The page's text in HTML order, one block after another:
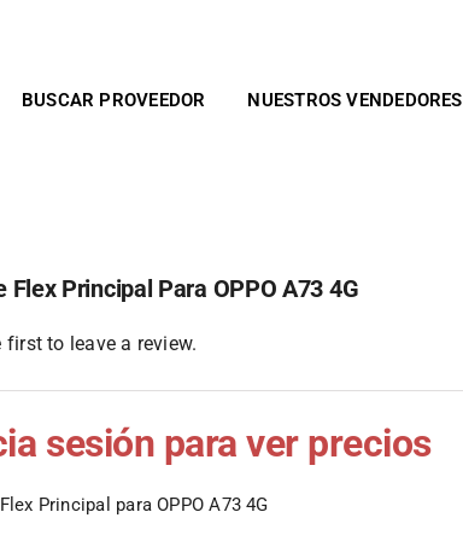
BUSCAR PROVEEDOR NUESTROS VENDEDORES
Flex Principal Para OPPO A73 4G
first to leave a review.
sesión para ver precios
Principal para OPPO A73 4G